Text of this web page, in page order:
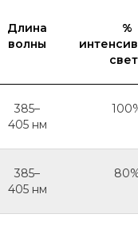
Длина
волны
%
385–
405 нм
385–
405 нм
- решение для
3D